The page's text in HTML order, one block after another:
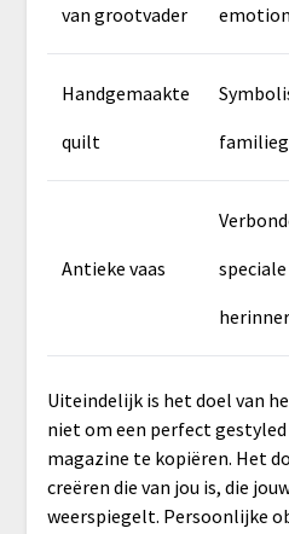
van grootvader
Handgemaakte
quilt
Antieke vaas
speciale
Uiteindelijk is het doel van
niet om een perfect
magazine te kopiëren. Het
creëren die van jou is, die
weerspiegelt. Persoonlijke